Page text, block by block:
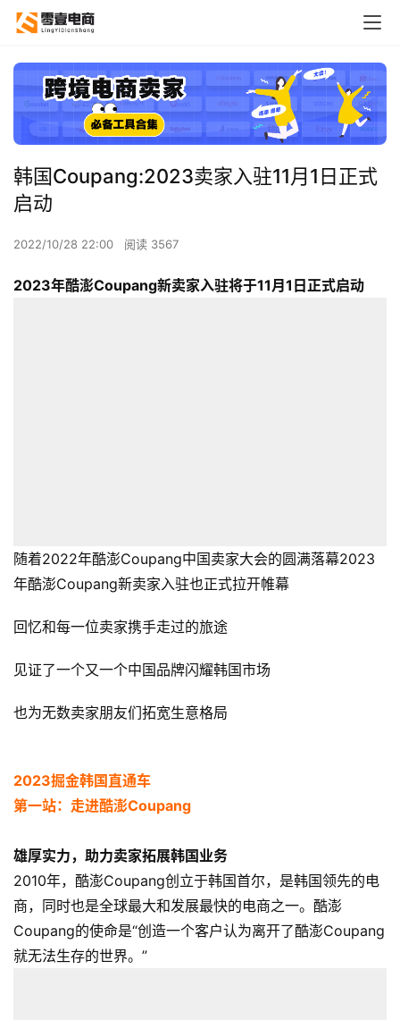
韩国Coupang:2023卖家入驻11月1日正式
启动
2022/10/28 22:00 阅读 3567
2023年酷澎Coupang新卖家入驻将于11月1日正式启动
随着2022年酷澎Coupang中国卖家大会的圆满落幕2023
年酷澎Coupang新卖家入驻也正式拉开帷幕
回忆和每一位卖家携手走过的旅途
见证了一个又一个中国品牌闪耀韩国市场
也为无数卖家朋友们拓宽生意格局
2023掘金韩国直通车
第一站：走进酷澎Coupang
雄厚实力，助力卖家拓展韩国业务
2010年，酷澎Coupang创立于韩国首尔，是韩国领先的电
商，同时也是全球最大和发展最快的电商之一。酷澎
Coupang的使命是“创造一个客户认为离开了酷澎Coupang
就无法生存的世界。”